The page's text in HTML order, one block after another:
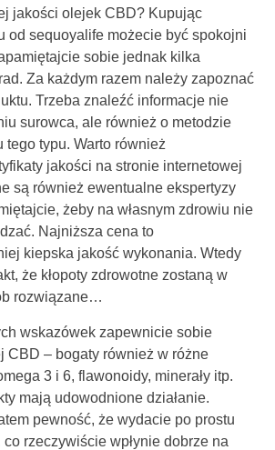
jakości olejek CBD? Kupując
od sequoyalife możecie być spokojni
sobie jednak kilka
Za każdym razem należy zapoznać
Trzeba znaleźć informacje nie
surowca, ale również o metodzie
tego typu. Warto również
jakości na stronie internetowej
są również ewentualne ekspertyzy
żeby na własnym zdrowiu nie
Najniższa cena to
kiepska jakość wykonania. Wtedy
że kłopoty zdrowotne zostaną w
rozwiązane…
wskazówek zapewnicie sobie
CBD – bogaty również w różne
3 i 6, flawonoidy, minerały itp.
mają udowodnione działanie.
pewność, że wydacie po prostu
rzeczywiście wpłynie dobrze na